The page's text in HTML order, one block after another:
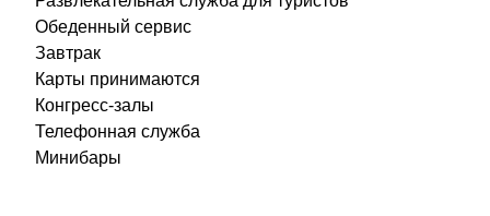
Обеденный сервис
Завтрак
Карты принимаются
Конгресс-залы
Телефонная служба
Минибары